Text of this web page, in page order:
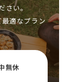
さい。
適なプラン
無休